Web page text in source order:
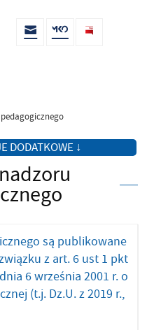
DODATKOWE ↓
są publikowane
z art. 6 ust 1 pkt
6 września 2001 r. o
(t.j. Dz.U. z 2019 r.,